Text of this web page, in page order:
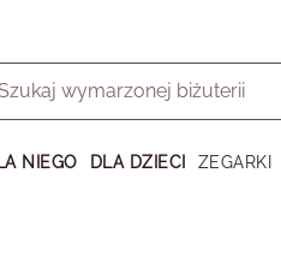
NIEGO DLA DZIECI ZEGARKI